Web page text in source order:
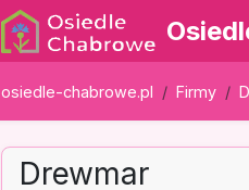
osiedle-chabrowe.pl Firmy
Drewmar